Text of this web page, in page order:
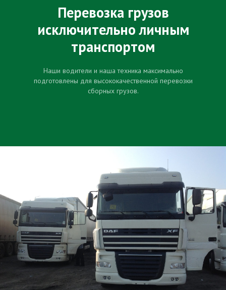
Перевозка грузов
исключительно личным
транспортом
Наши водители и наша техника максимально
подготовлены для высококачественной перевозки
сборных грузов.